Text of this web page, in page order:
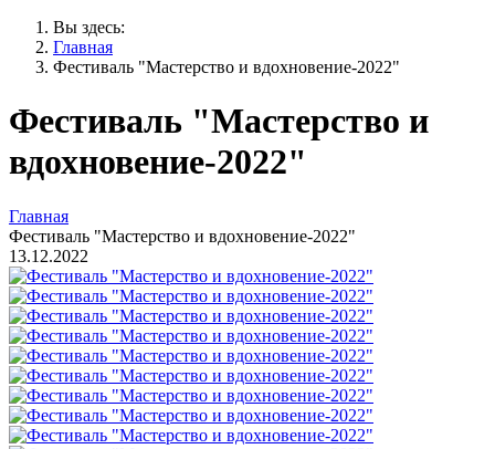
Вы здесь:
Главная
Фестиваль "Мастерство и вдохновение-2022"
Фестиваль "Мастерство и
вдохновение-2022"
Главная
Фестиваль "Мастерство и вдохновение-2022"
13.12.2022